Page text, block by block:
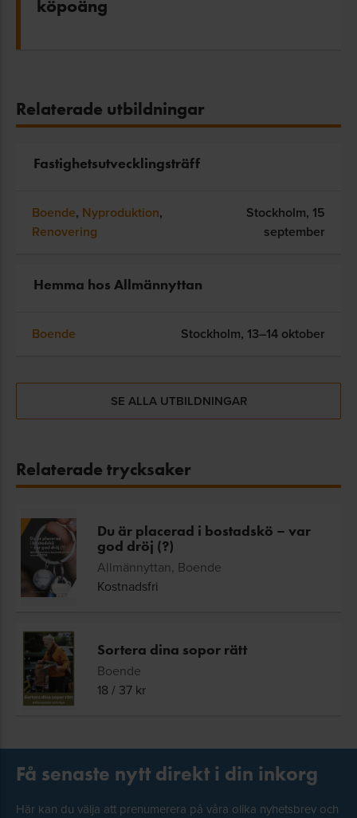
köpoäng
Relaterade utbildningar
Fastighetsutvecklingsträff
Boende, Nyproduktion,
Renovering
Stockholm, 15
september
Hemma hos Allmännyttan
Boende Stockholm, 13–14 oktober
SE ALLA UTBILDNINGAR
Relaterade trycksaker
Du är placerad i bostadskö – var
god dröj (?)
Allmännyttan, Boende
Kostnadsfri
Sortera dina sopor rätt
Boende
18 / 37 kr
Få senaste nytt direkt i din inkorg
Här kan du välja att prenumerera på våra olika nyhetsbrev och